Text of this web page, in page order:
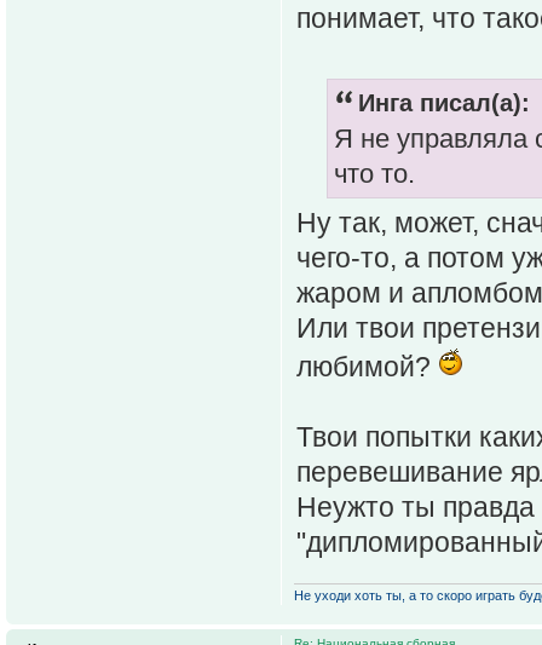
понимает, что
Инга писал(а):
Я не управляла
что то.
Ну так, может,
чего-то, а потом
жаром и
Или твои
любимой?
Твои попытки
перевешивание
Неужто ты
Не уходи хоть ты, а то скоро играть